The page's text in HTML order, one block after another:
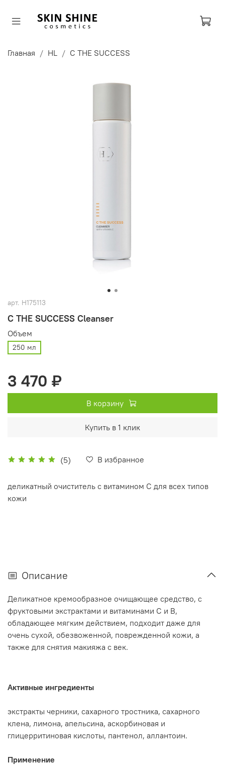
Главная HL C THE SUCCESS
арт. H175113
C THE SUCCESS Cleanser
(5) В избранное
Объем
250 мл
3 470 ₽
В корзину
Купить в 1 клик
деликатный очиститель с витамином С для всех типов
кожи
Описание
Деликатное кремообразное очищающее средство, с
фруктовыми экстрактами и витаминами С и В,
обладающее мягким действием, подходит даже для
очень сухой, обезвоженной, поврежденной кожи, а
также для снятия макияжа с век.
Активные ингредиенты
экстракты черники, сахарного тростника, сахарного
клена, лимона, апельсина, аскорбиновая и
глицерритиновая кислоты, пантенол, аллантоин.
Применение